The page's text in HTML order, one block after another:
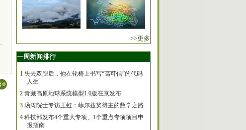
>>更多
一周新闻排行
1 失去双腿后，他在轮椅上书写“高可信”的代码
人生
2 青藏高原地球系统模型1.0版在京发布
3 汤涛院士专访王虹：菲尔兹奖得主的数学之路
4 科技部发布4个重大专项、1个重点专项项目申
报指南